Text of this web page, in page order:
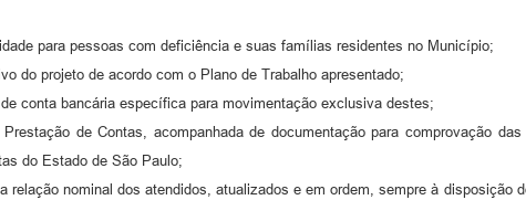
para pessoas com deficiência e suas famílias residentes no Município;
do projeto de acordo com o Plano de Trabalho apresentado;
conta bancária específica para movimentação exclusiva destes;
de Contas, acompanhada de documentação para comprovação
do Estado de São Paulo;
nominal dos atendidos, atualizados e em ordem, sempre à disposição